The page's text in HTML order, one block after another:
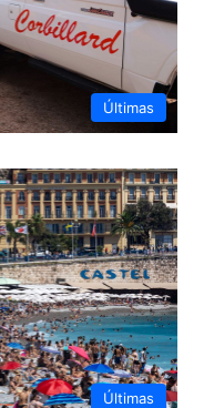
Últimas
Últimas